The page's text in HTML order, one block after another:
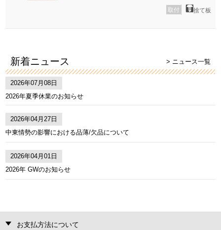
取付 捨て板
新着ニュース > ニュース一覧
2026年07月08日
2026年夏季休業のお知らせ
2026年04月27日
中東情勢の影響における品薄/欠品について
2026年04月01日
2026年 GWのお知らせ
お支払方法について